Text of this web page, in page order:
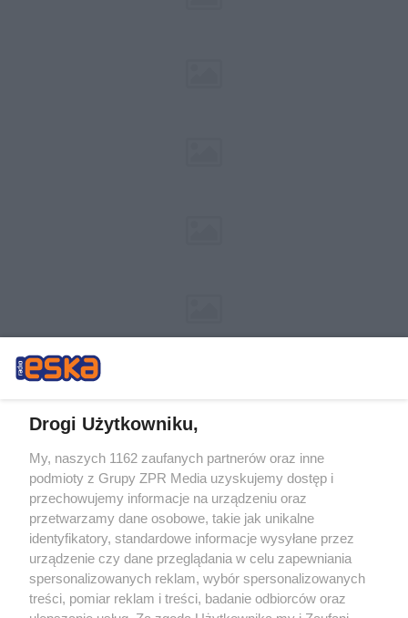
Żaden utwór zamieszczony w serwisie nie może być powielany i
rozpowszechniany lub dalej rozpowszechniany w jakikolwiek sposób (w
tym także elektroniczny lub mechaniczny) na jakimkolwiek polu
eksploatacji w jakiejkolwiek formie, włącznie z umieszczaniem w Internecie
bez pisemnej zgody właściciela praw. Jakiekolwiek użycie lub
wykorzystanie utworów w całości lub w części z naruszeniem prawa, tzn.
bez właściwej zgody, jest zabronione pod groźbą kary i może być ścigane
prawnie.
Drogi Użytkowniku,
My, naszych 1162 zaufanych partnerów oraz inne
podmioty z Grupy ZPR Media uzyskujemy dostęp i
przechowujemy informacje na urządzeniu oraz
przetwarzamy dane osobowe, takie jak unikalne
identyfikatory, standardowe informacje wysyłane przez
urządzenie czy dane przeglądania w celu zapewniania
spersonalizowanych reklam, wybór spersonalizowanych
treści, pomiar reklam i treści, badanie odbiorców oraz